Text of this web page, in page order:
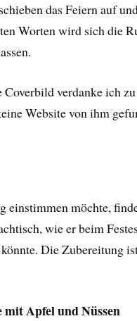
das Feiern auf
Worten wird sich die
Coverbild verdanke ich
Website von ihm
einstimmen möchte,
wie er beim
Die Zubereitung
mit Apfel und Nüssen